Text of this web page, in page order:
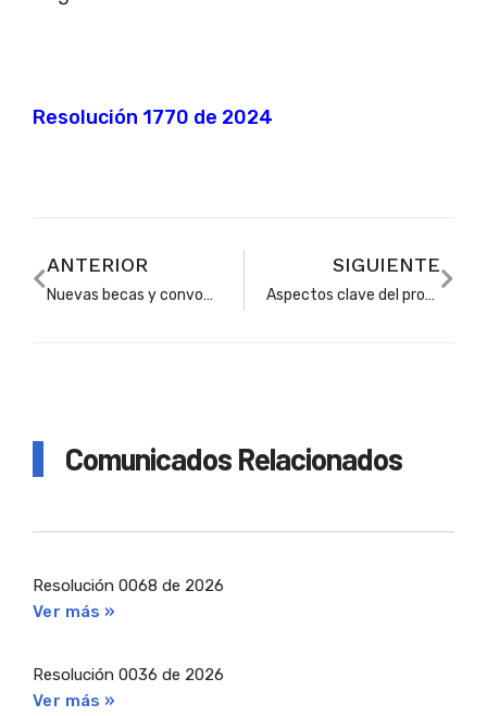
Resolución 1770 de 2024
ANTERIOR
Nuevas becas y convocatorias internacionales para el sector educativo
SIGUIENTE
Aspectos clave del proceso de convalidación de títulos de educación superior en Colombia
Comunicados Relacionados
Resolución 0068 de 2026
Ver más »
Resolución 0036 de 2026
Ver más »